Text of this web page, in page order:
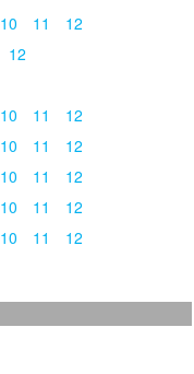
10 11
12
12
10 11
12
10 11
12
10 11
12
10 11
12
10 11
12